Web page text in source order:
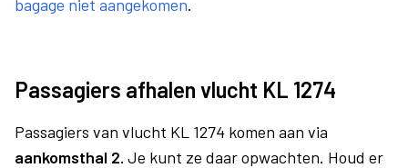
bagage niet aangekomen.
Passagiers afhalen vlucht KL 1274
Passagiers van vlucht KL 1274 komen aan via
aankomsthal 2. Je kunt ze daar opwachten. Houd er